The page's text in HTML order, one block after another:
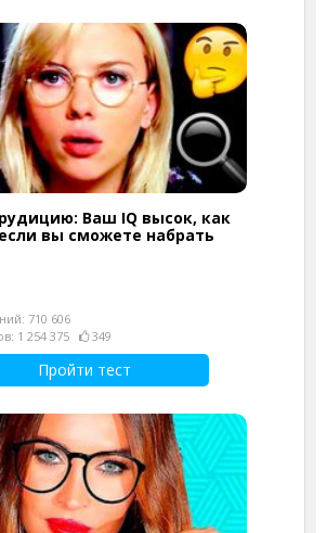
Ваш IQ высок, как
вы сможете набрать
710 606
1 254 375
349
Пройти тест